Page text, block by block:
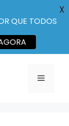
Menu
QUE TODOS
X